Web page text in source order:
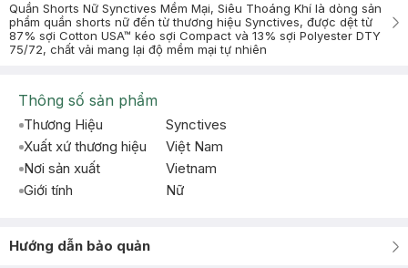
Quần Shorts Nữ Synctives Mềm Mại, Siêu Thoáng Khí là dòng sản
phẩm quần shorts nữ đến từ thương hiệu Synctives, được dệt từ
87% sợi Cotton USA™ kéo sợi Compact và 13% sợi Polyester DTY
75/72, chất vải mang lại độ mềm mại tự nhiên
Thông số sản phẩm
Thương Hiệu
Synctives
Xuất xứ thương hiệu
Việt Nam
Nơi sản xuất
Vietnam
Giới tính
Nữ
Hướng dẫn bảo quản